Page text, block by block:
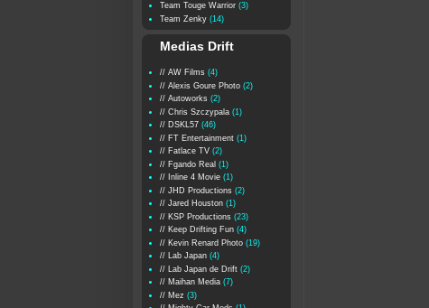
Team Touge Warrior (3)
Team Zenky (14)
Medias Drift
// AW Films (4)
// Alexis Goure Photo (2)
// Autoworks (2)
// Chris Szczypala (1)
// DSKL57 (46)
// FT Entertainment (1)
// Fatlace TV (2)
// Fgando Real (1)
// Inline 4 Movie (1)
// JHD Productions (2)
// Jared Houston (1)
// KSP Productions (23)
// Keep Drifting Fun (4)
// Kevin Renard Photo (19)
// Lab Japan (4)
// Lab Japan de Drift (2)
// Maihan Media (7)
// Mez (3)